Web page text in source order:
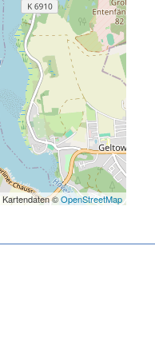
Kartendaten ©OpenStreetMap